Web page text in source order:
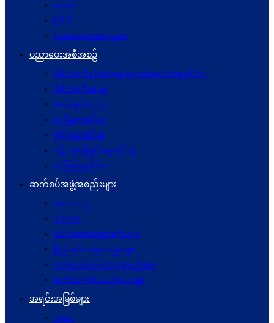
ဓာတ်ပုံ
ဗွီဒီယို
ပညာပေးဆွေးနွေးမှုများ
ပညာပေးအစီအစဉ်
ဒီမိုကရေစီနှင့်ဖက်ဒရယ်တည်ဆောက်ရေးဆိုင်ရာ
ဒီမိုကရေစီရေးရာ
ဖက်ဒရယ်ရေးရာ
လုံခြုံရေးဆိုင်ရာ
ဖွံဖြိုးရေးဆိုင်ရာ
ပဋိပက္ခ‌ဖြေရှင်းရေးဆိုင်ရာ
ယုံကြည်မှုဆိုင်ရာ
ဆက်စပ်အဖွဲ့အစည်းများ
ကုလသမဂ္ဂ
ASEAN
နိုင်ငံတကာအဖွဲ့အစည်းများ
ပြည်တွင်းအဖွဲ့အစည်းများ
စေတနာ့ဝန်ထမ်းအဖွဲ့အစည်းများ
ဆက်စပ် Website URLs များ
အရင်းအမြစ်များ
ဥပဒေ